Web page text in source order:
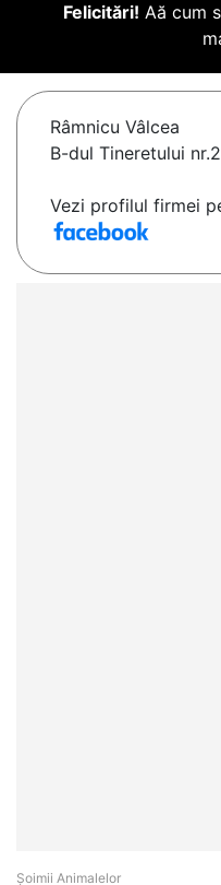
Felicitări! Aă cum
Râmnicu Vâlcea
B-dul Tineretului
Vezi profilul firmei
Şoimii Animalelor